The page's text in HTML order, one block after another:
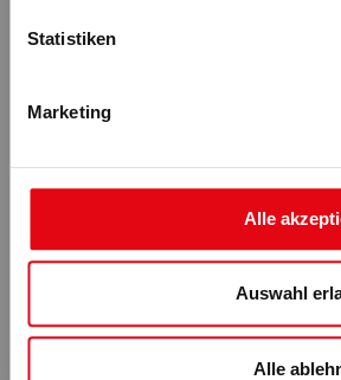
Statistiken
Marketing
Alle
Auswahl
Alle
wurde besonders gut aufgenommen.
Bewegung. Die Länder beteiligten
Schulaktivitäten,
Kampagne widerspiegelt. Der
gezeigt, wie wichtig lokales
europäische Werte sind, um
zugänglich zu machen.